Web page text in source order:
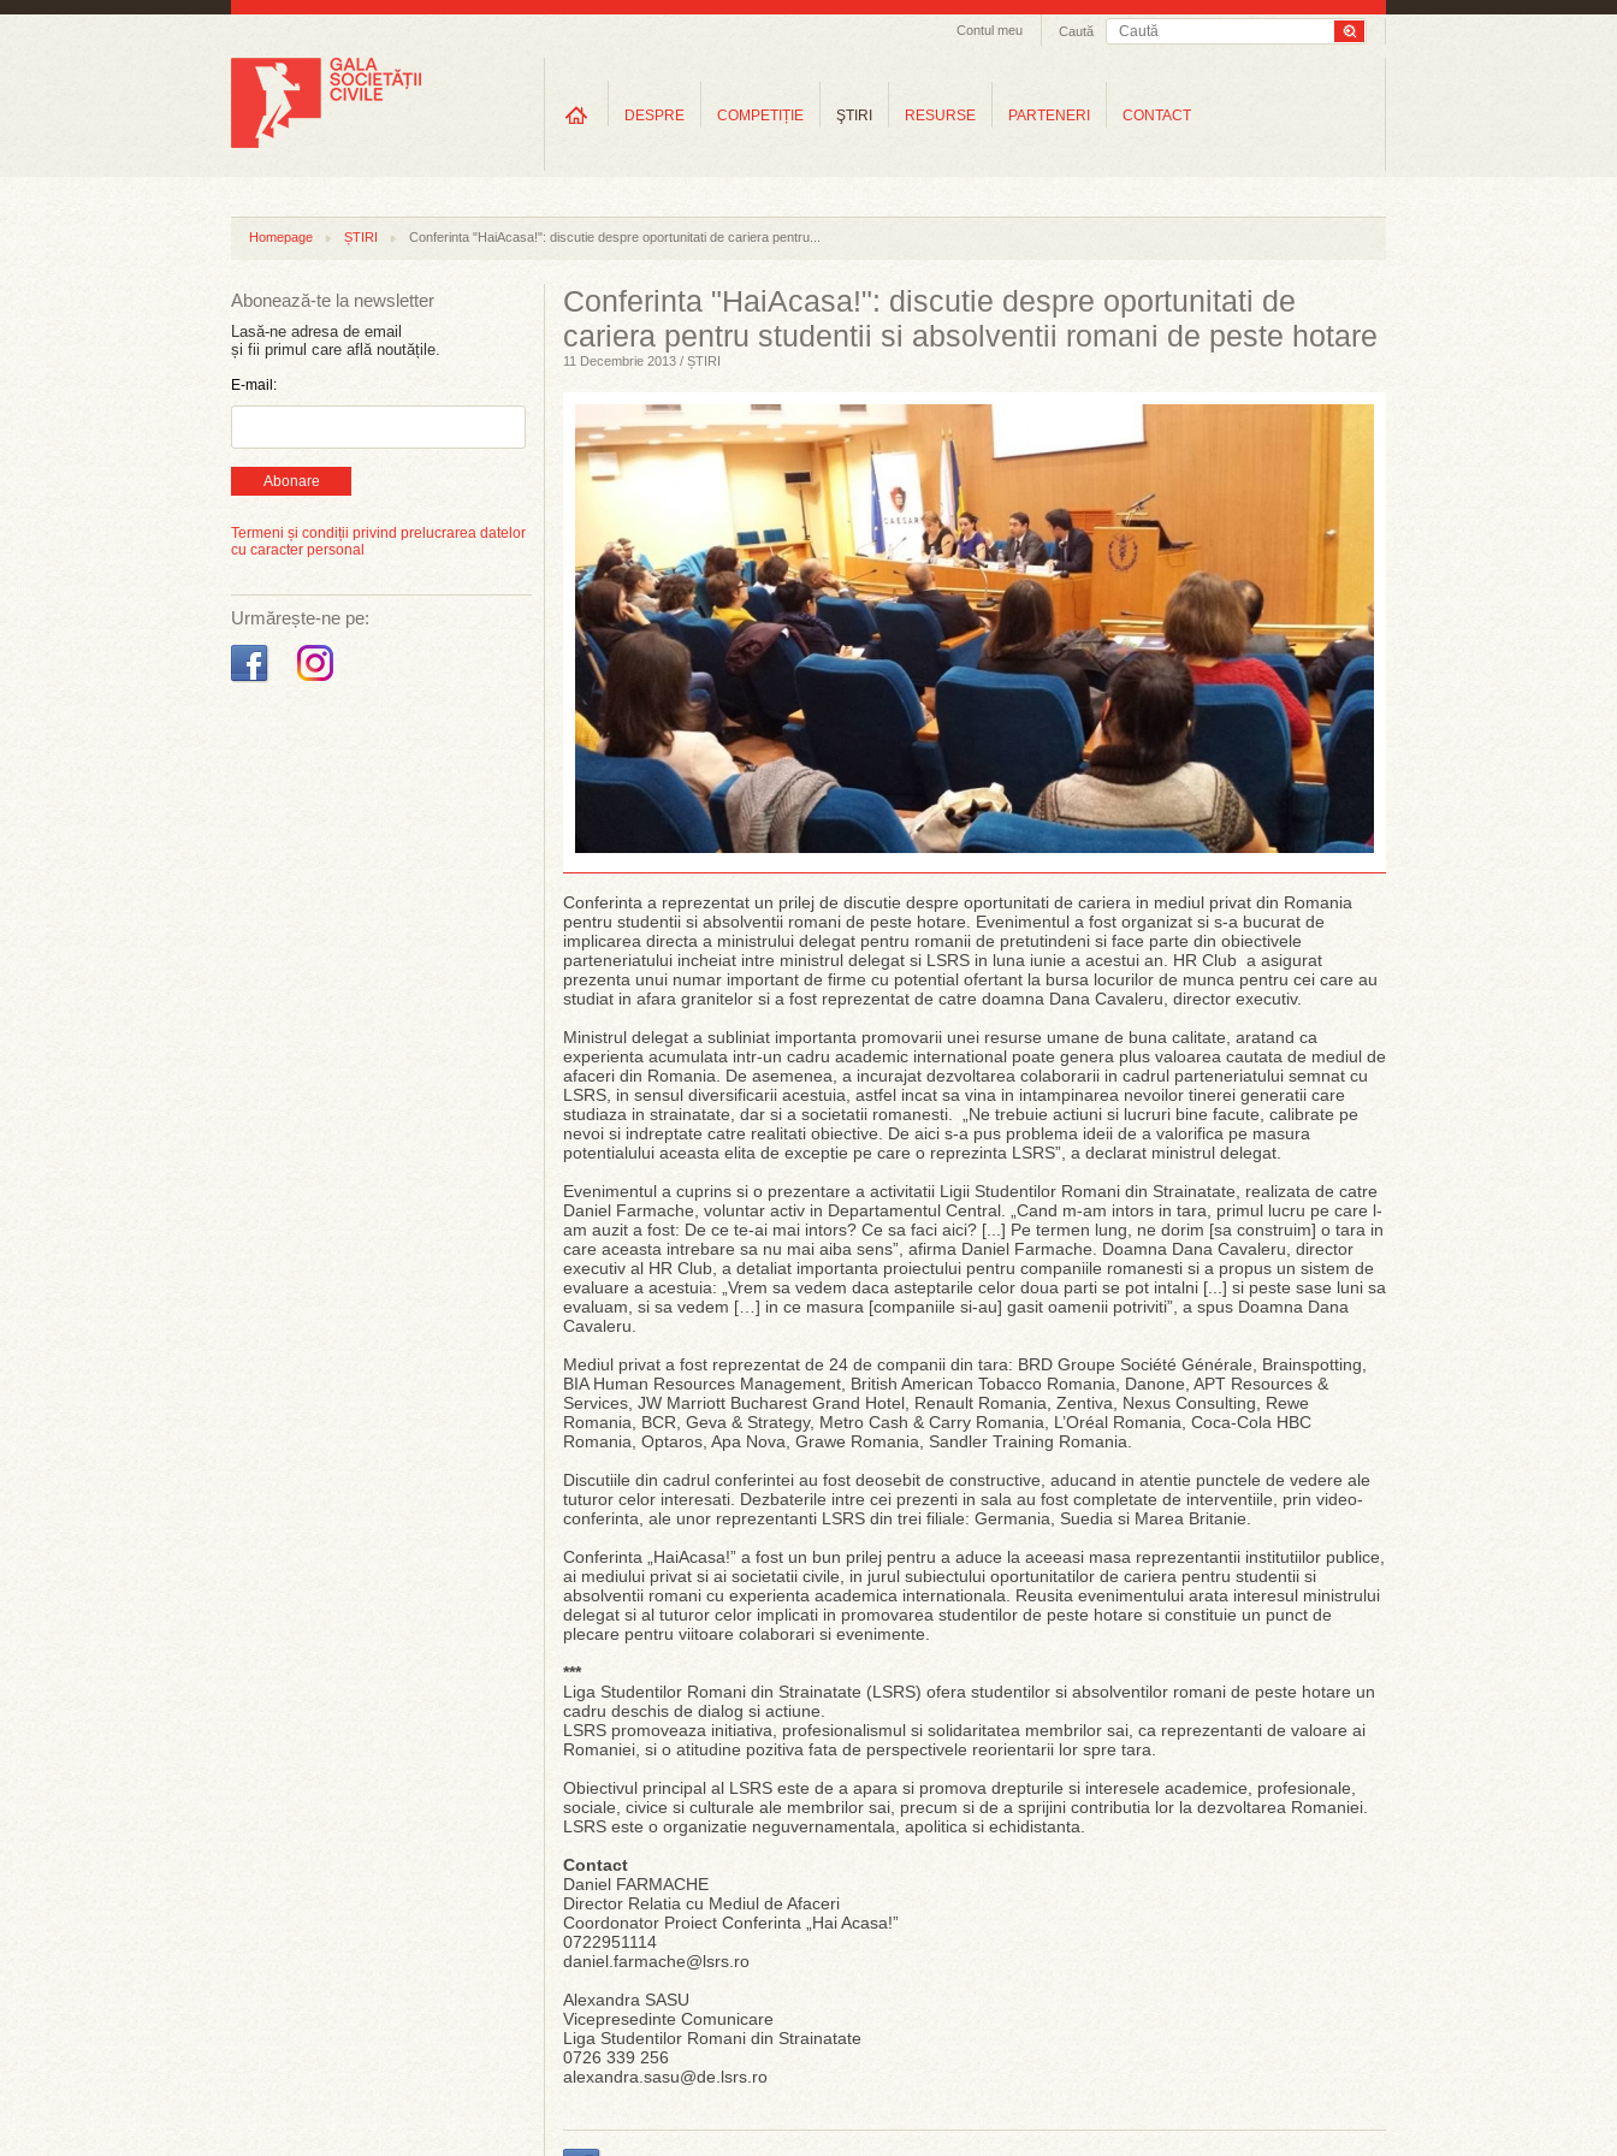
Caută
Contul meu
DESPRE COMPETIȚIE ŞTIRI RESURSE PARTENERI CONTACT
Homepage ȘTIRI Conferinta "HaiAcasa!": discutie despre oportunitati de cariera pentru...
Abonează-te la newsletter
Lasă-ne adresa de email
și fii primul care află noutățile.
E-mail:
Abonare
Termeni și condiții privind prelucrarea datelor
cu caracter personal
Urmărește-ne pe:
Conferinta "HaiAcasa!": discutie despre oportunitati de
cariera pentru studentii si absolventii romani de peste hotare
11 Decembrie 2013 / ȘTIRI
Conferinta a reprezentat un prilej de discutie despre oportunitati de cariera in mediul privat din Romania
pentru studentii si absolventii romani de peste hotare. Evenimentul a fost organizat si s-a bucurat de
implicarea directa a ministrului delegat pentru romanii de pretutindeni si face parte din obiectivele
parteneriatului incheiat intre ministrul delegat si LSRS in luna iunie a acestui an. HR Club a asigurat
prezenta unui numar important de firme cu potential ofertant la bursa locurilor de munca pentru cei care au
studiat in afara granitelor si a fost reprezentat de catre doamna Dana Cavaleru, director executiv.
Ministrul delegat a subliniat importanta promovarii unei resurse umane de buna calitate, aratand ca
experienta acumulata intr-un cadru academic international poate genera plus valoarea cautata de mediul de
afaceri din Romania. De asemenea, a incurajat dezvoltarea colaborarii in cadrul parteneriatului semnat cu
LSRS, in sensul diversificarii acestuia, astfel incat sa vina in intampinarea nevoilor tinerei generatii care
studiaza in strainatate, dar si a societatii romanesti. „Ne trebuie actiuni si lucruri bine facute, calibrate pe
nevoi si indreptate catre realitati obiective. De aici s-a pus problema ideii de a valorifica pe masura
potentialului aceasta elita de exceptie pe care o reprezinta LSRS”, a declarat ministrul delegat.
Evenimentul a cuprins si o prezentare a activitatii Ligii Studentilor Romani din Strainatate, realizata de catre
Daniel Farmache, voluntar activ in Departamentul Central. „Cand m-am intors in tara, primul lucru pe care l-
am auzit a fost: De ce te-ai mai intors? Ce sa faci aici? [...] Pe termen lung, ne dorim [sa construim] o tara in
care aceasta intrebare sa nu mai aiba sens”, afirma Daniel Farmache. Doamna Dana Cavaleru, director
executiv al HR Club, a detaliat importanta proiectului pentru companiile romanesti si a propus un sistem de
evaluare a acestuia: „Vrem sa vedem daca asteptarile celor doua parti se pot intalni [...] si peste sase luni sa
evaluam, si sa vedem […] in ce masura [companiile si-au] gasit oamenii potriviti”, a spus Doamna Dana
Cavaleru.
Mediul privat a fost reprezentat de 24 de companii din tara: BRD Groupe Société Générale, Brainspotting,
BIA Human Resources Management, British American Tobacco Romania, Danone, APT Resources &
Services, JW Marriott Bucharest Grand Hotel, Renault Romania, Zentiva, Nexus Consulting, Rewe
Romania, BCR, Geva & Strategy, Metro Cash & Carry Romania, L’Oréal Romania, Coca-Cola HBC
Romania, Optaros, Apa Nova, Grawe Romania, Sandler Training Romania.
Discutiile din cadrul conferintei au fost deosebit de constructive, aducand in atentie punctele de vedere ale
tuturor celor interesati. Dezbaterile intre cei prezenti in sala au fost completate de interventiile, prin video-
conferinta, ale unor reprezentanti LSRS din trei filiale: Germania, Suedia si Marea Britanie.
Conferinta „HaiAcasa!” a fost un bun prilej pentru a aduce la aceeasi masa reprezentantii institutiilor publice,
ai mediului privat si ai societatii civile, in jurul subiectului oportunitatilor de cariera pentru studentii si
absolventii romani cu experienta academica internationala. Reusita evenimentului arata interesul ministrului
delegat si al tuturor celor implicati in promovarea studentilor de peste hotare si constituie un punct de
plecare pentru viitoare colaborari si evenimente.
***
Liga Studentilor Romani din Strainatate (LSRS) ofera studentilor si absolventilor romani de peste hotare un
cadru deschis de dialog si actiune.
LSRS promoveaza initiativa, profesionalismul si solidaritatea membrilor sai, ca reprezentanti de valoare ai
Romaniei, si o atitudine pozitiva fata de perspectivele reorientarii lor spre tara.
Obiectivul principal al LSRS este de a apara si promova drepturile si interesele academice, profesionale,
sociale, civice si culturale ale membrilor sai, precum si de a sprijini contributia lor la dezvoltarea Romaniei.
LSRS este o organizatie neguvernamentala, apolitica si echidistanta.
Contact
Daniel FARMACHE
Director Relatia cu Mediul de Afaceri
Coordonator Proiect Conferinta „Hai Acasa!”
0722951114
daniel.farmache@lsrs.ro
Alexandra SASU
Vicepresedinte Comunicare
Liga Studentilor Romani din Strainatate
0726 339 256
alexandra.sasu@de.lsrs.ro